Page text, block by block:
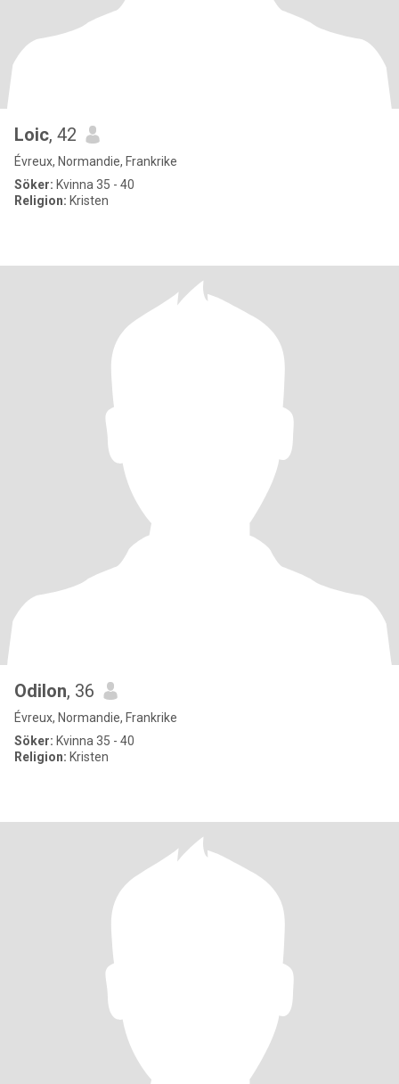
Loic, 42
Évreux, Normandie, Frankrike
Söker: Kvinna 35 - 40
Religion: Kristen
Odilon, 36
Évreux, Normandie, Frankrike
Söker: Kvinna 35 - 40
Religion: Kristen